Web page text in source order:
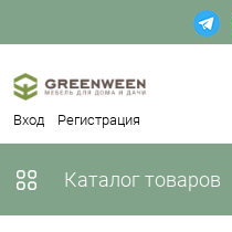
Вход Регистрация
Каталог товаров